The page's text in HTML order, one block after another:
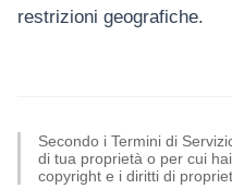
restrizioni geografiche.
Secondo i Termini di
di tua proprietà o per cui
copyright e i diritti di